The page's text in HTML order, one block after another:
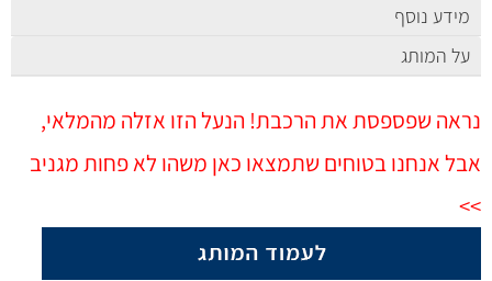
מידע נוסף
על המותג
נראה שפספסת את הרכבת! הנעל הזו אזלה מהמלאי,
אבל אנחנו בטוחים שתמצאו כאן משהו לא פחות מגניב
>>